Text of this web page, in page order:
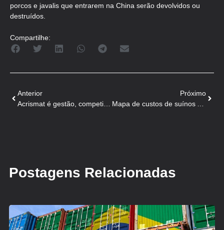
porcos e javalis que entrarem na China serão devolvidos ou
destruídos.
Compartilhe:
Anterior
Próximo
Postagens Relacionadas